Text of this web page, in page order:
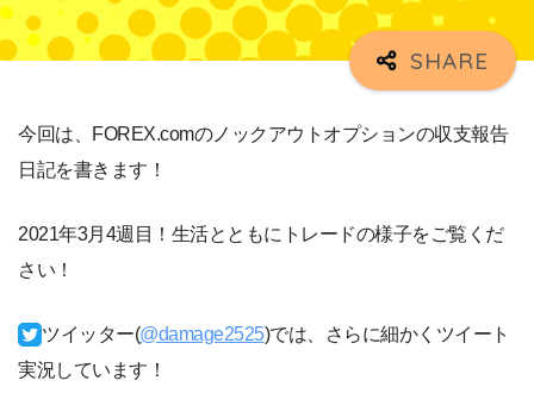
今回は、FOREX.comのノックアウトオプションの収支報告
日記を書きます！
2021年3月4週目！生活とともにトレードの様子をご覧くだ
さい！
ツイッター(@damage2525)では、さらに細かくツイート
実況しています！